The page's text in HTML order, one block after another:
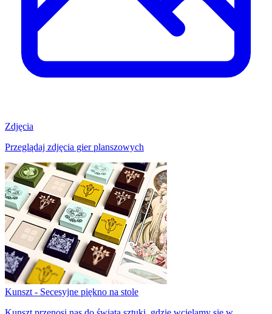
Zdjęcia
Przeglądaj zdjęcia gier planszowych
Kunszt - Secesyjne piękno na stole